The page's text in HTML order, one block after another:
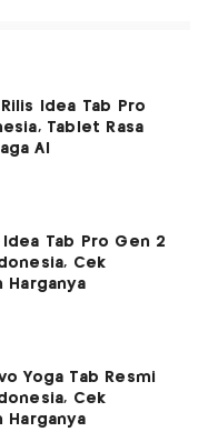
Idea Tab Pro
Tablet Rasa
AI
Tab Pro Gen 2
Cek
Harganya
Yoga Tab Resmi
Cek
Harganya